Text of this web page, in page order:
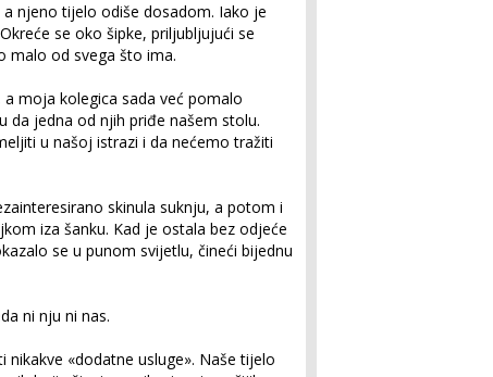
njeno tijelo odiše dosadom. Iako je
se oko šipke, priljubljujući se
malo od svega što ima.
moja kolegica sada već pomalo
da jedna od njih priđe našem stolu.
u našoj istrazi i da nećemo tražiti
skinula suknju, a potom i
iza šanku. Kad je ostala bez odjeće
se u punom svijetlu, čineći bijednu
ni nju ni nas.
«dodatne usluge». Naše tijelo